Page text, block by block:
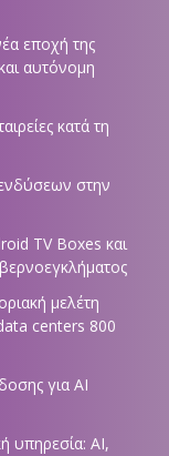
εποχή της
αυτόνομη
κατά τη
στην
TV Boxes και
μελέτη
centers 800
για AI
υπηρεσία: AI,